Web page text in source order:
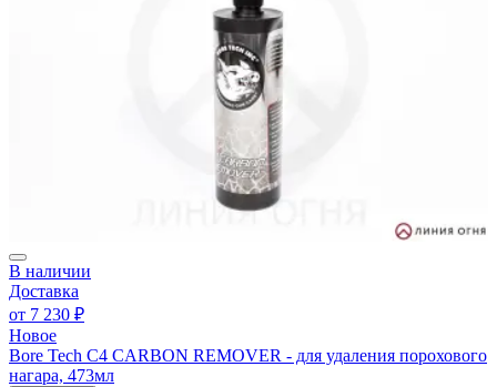
В наличии
Доставка
от 7 230 ₽
Новое
Bore Tech C4 CARBON REMOVER - для удаления порохового
нагара, 473мл